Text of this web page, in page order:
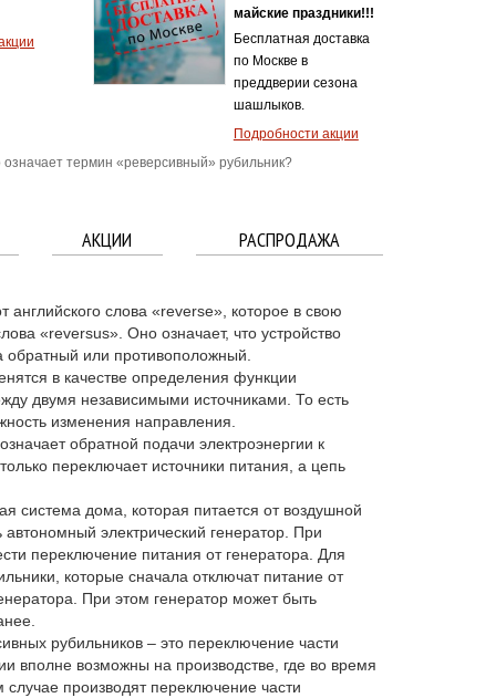
майские праздники!!!
Бесплатная доставка
по Москве в
преддверии сезона
шашлыков.
Подробности акции
означает термин «реверсивный» рубильник?
АКЦИИ РАСПРОДАЖА
слова «reverse», которое в свою
«reversus». Оно означает, что устройство
или противоположный.
в качестве определения функции
двумя независимыми источниками. То есть
изменения направления.
обратной подачи электроэнергии к
переключает источники питания, а цепь
система дома, которая питается от воздушной
электрический генератор. При
переключение питания от генератора. Для
которые сначала отключат питание от
При этом генератор может быть
рубильников – это переключение части
вполне возможны на производстве, где во время
производят переключение части